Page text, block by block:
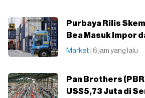
Purbaya Rilis
Bea Masuk Impor
Market | 6 jam yang lalu
Pan Brothers
US$5,73 Juta di